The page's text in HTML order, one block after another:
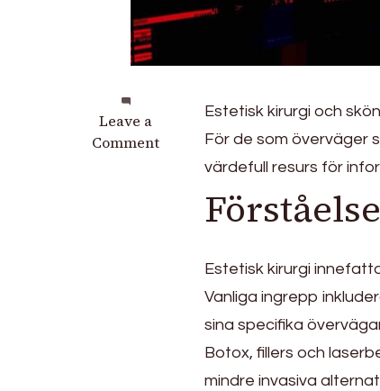
Leave a
Comment
on
Om
Estetisk kirurgi och
För de som överväger
värdefull resurs för
Estetisk kirurgi
Vanliga ingrepp
sina specifika
Botox, fillers och
mindre invasiva